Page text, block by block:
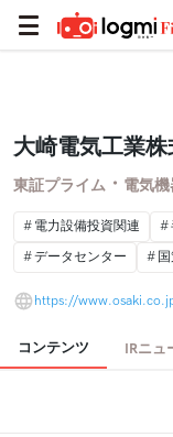
大崎電気工業
東証プライム ・ 電気機
電力設備投資関連
データセンター
https://
コンテンツ IRニュ